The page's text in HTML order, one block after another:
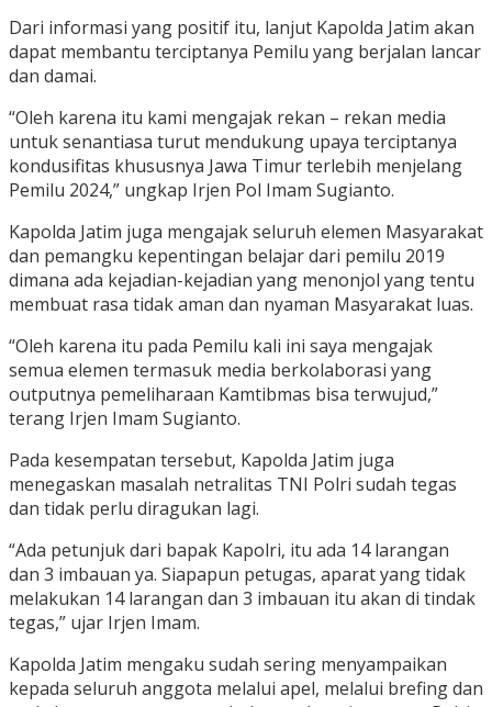
Dari informasi yang positif itu, lanjut Kapolda Jatim akan
dapat membantu terciptanya Pemilu yang berjalan lancar
dan damai.
“Oleh karena itu kami mengajak rekan – rekan media
untuk senantiasa turut mendukung upaya terciptanya
kondusifitas khususnya Jawa Timur terlebih menjelang
Pemilu 2024,” ungkap Irjen Pol Imam Sugianto.
Kapolda Jatim juga mengajak seluruh elemen Masyarakat
dan pemangku kepentingan belajar dari pemilu 2019
dimana ada kejadian-kejadian yang menonjol yang tentu
membuat rasa tidak aman dan nyaman Masyarakat luas.
“Oleh karena itu pada Pemilu kali ini saya mengajak
semua elemen termasuk media berkolaborasi yang
outputnya pemeliharaan Kamtibmas bisa terwujud,”
terang Irjen Imam Sugianto.
Pada kesempatan tersebut, Kapolda Jatim juga
menegaskan masalah netralitas TNI Polri sudah tegas
dan tidak perlu diragukan lagi.
“Ada petunjuk dari bapak Kapolri, itu ada 14 larangan
dan 3 imbauan ya. Siapapun petugas, aparat yang tidak
melakukan 14 larangan dan 3 imbauan itu akan di tindak
tegas,” ujar Irjen Imam.
Kapolda Jatim mengaku sudah sering menyampaikan
kepada seluruh anggota melalui apel, melalui brefing dan